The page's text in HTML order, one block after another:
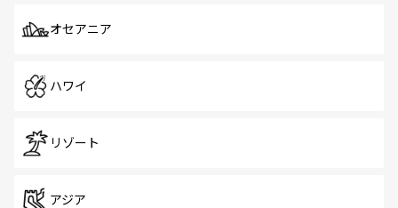
オセアニア
ハワイ
リゾート
アジア